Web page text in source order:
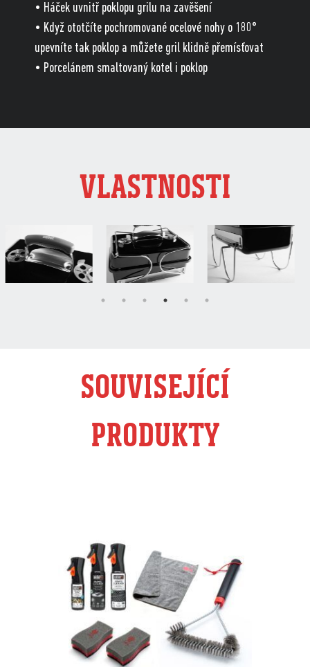
• Háček uvnitř poklopu grilu na zavěšení
• Když ototčíte pochromované ocelové nohy o 180°
upevníte tak poklop a můžete gril klidně přemísťovat
• Porcelánem smaltovaný kotel i poklop
VLASTNOSTI
SOUVISEJÍCÍ
PRODUKTY